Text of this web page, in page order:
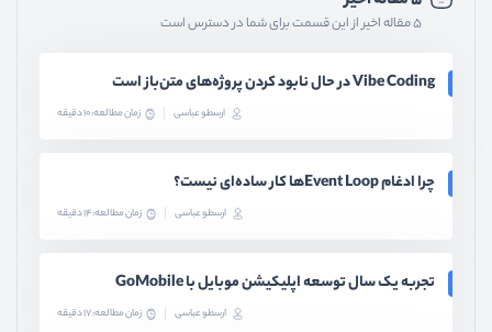
۵ مقاله اخیر از این قسمت برای شما در دسترس است
Vibe Coding در حال نابود کردن پروژه‌های متن‌باز است
ارسطو عباسی زمان مطالعه: 10 دقیقه
چرا ادغام Event Loopها کار ساده‌ای نیست؟
ارسطو عباسی زمان مطالعه: 14 دقیقه
تجربه یک سال توسعه اپلیکیشن موبایل با GoMobile
ارسطو عباسی زمان مطالعه: 17 دقیقه